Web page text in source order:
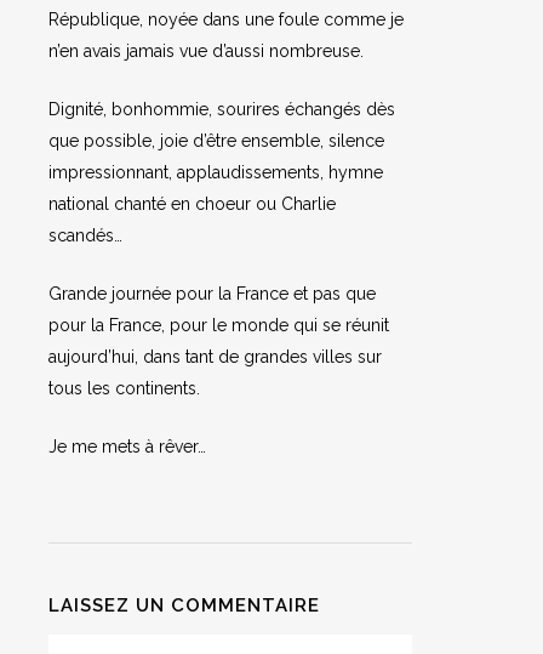
République, noyée dans une foule comme je
n’en avais jamais vue d’aussi nombreuse.
Dignité, bonhommie, sourires échangés dès
que possible, joie d’être ensemble, silence
impressionnant, applaudissements, hymne
national chanté en choeur ou Charlie
scandés…
Grande journée pour la France et pas que
pour la France, pour le monde qui se réunit
aujourd’hui, dans tant de grandes villes sur
tous les continents.
Je me mets à rêver…
LAISSEZ UN COMMENTAIRE